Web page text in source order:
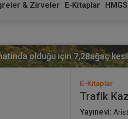
& Zirveler E-Kitaplar HMGS
olduğu için7,28ağaç
E-Kitaplar
Trafik
Yayınevi: